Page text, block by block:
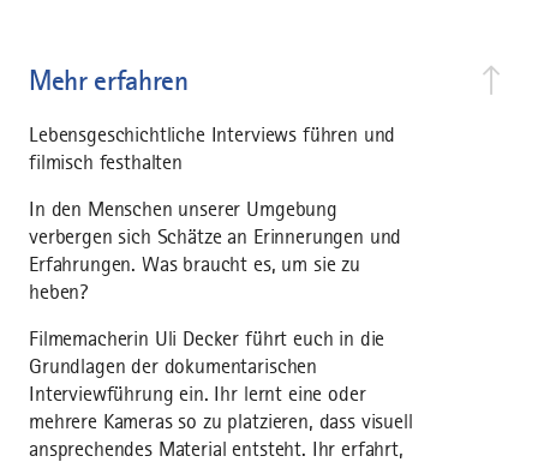
Mehr erfahren
Lebensgeschichtliche Interviews führen und
filmisch festhalten
In den Menschen unserer Umgebung
verbergen sich Schätze an Erinnerungen und
Erfahrungen. Was braucht es, um sie zu
heben?
Filmemacherin Uli Decker führt euch in die
Grundlagen der dokumentarischen
Interviewführung ein. Ihr lernt eine oder
mehrere Kameras so zu platzieren, dass visuell
ansprechendes Material entsteht. Ihr erfahrt,